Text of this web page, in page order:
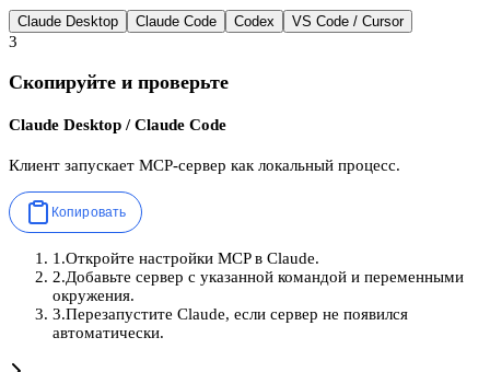
Claude Desktop Claude Code Codex VS Code / Cursor
3
Скопируйте и проверьте
Claude Desktop / Claude Code
Клиент запускает MCP-сервер как локальный процесс.
Копировать
1 .Откройте настройки MCP в Claude.
2.Добавьте сервер с указанной командой и переменными
окружения.
3.Перезапустите Claude, если сервер не появился
автоматически.